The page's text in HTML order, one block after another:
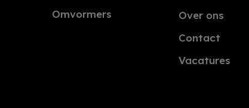
Omvormers
Over ons
Contact
Vacatures